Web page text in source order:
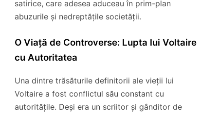
satirice, care adesea aduceau în prim-plan
abuzurile și nedreptățile societății.
O Viață de Controverse: Lupta lui Voltaire
cu Autoritatea
Una dintre trăsăturile definitorii ale vieții lui
Voltaire a fost conflictul său constant cu
autoritățile. Deși era un scriitor și gânditor de